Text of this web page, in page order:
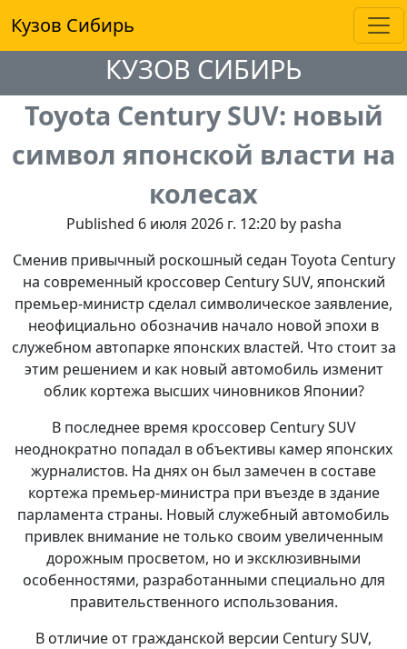
Кузов Сибирь
КУЗОВ СИБИРЬ
Toyota Century SUV: новый
символ японской власти на
колесах
Published 6 июля 2026 г. 12:20 by pasha
Сменив привычный роскошный седан Toyota Century
на современный кроссовер Century SUV, японский
премьер-министр сделал символическое заявление,
неофициально обозначив начало новой эпохи в
служебном автопарке японских властей. Что стоит за
этим решением и как новый автомобиль изменит
облик кортежа высших чиновников Японии?
В последнее время кроссовер Century SUV
неоднократно попадал в объективы камер японских
журналистов. На днях он был замечен в составе
кортежа премьер-министра при въезде в здание
парламента страны. Новый служебный автомобиль
привлек внимание не только своим увеличенным
дорожным просветом, но и эксклюзивными
особенностями, разработанными специально для
правительственного использования.
В отличие от гражданской версии Century SUV,